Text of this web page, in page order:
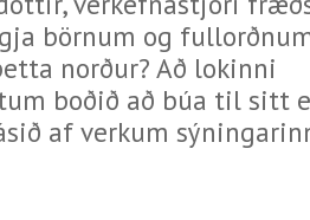
börnum og
norður? Að lokinni
boðið að búa til sitt
af verkum